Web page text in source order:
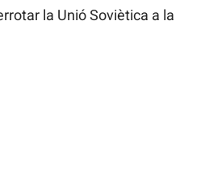
la Unió Soviètica a la